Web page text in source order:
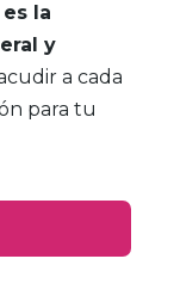
la
y
a cada
para tu